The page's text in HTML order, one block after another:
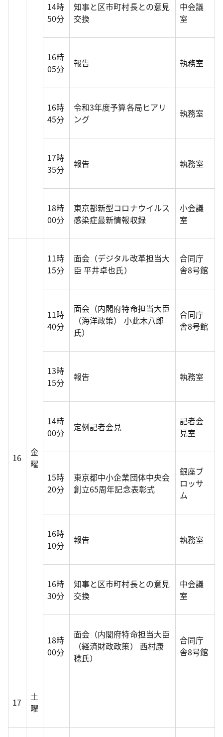
14時
50分
知事と区市町村長との意見
交換
中会議
室
16時
05分
報告 執務室
16時
45分
令和3年度予算各局ヒアリ
ング
執務室
17時
35分
報告 執務室
18時
00分
東京都新型コロナウイルス
感染症最新情報収録
小会議
室
16
金
曜
11時
15分
面会（デジタル改革担当大
臣 平井卓也氏）
合同庁
舎8号館
11時
40分
面会（内閣府特命担当大臣
（海洋政策） 小此木八郎
氏）
合同庁
舎8号館
13時
15分
報告 執務室
14時
00分
定例記者会見
記者会
見室
15時
20分
東京都中小企業団体中央会
創立65周年記念表彰式
銀座ブ
ロッサ
ム
16時
10分
報告 執務室
16時
30分
知事と区市町村長との意見
交換
中会議
室
18時
00分
面会（内閣府特命担当大臣
（経済財政政策） 西村康
稔氏）
合同庁
舎8号館
17
土
曜